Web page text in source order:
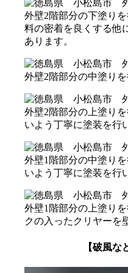
外壁2階部分の下塗り
料の密着を良くする他
あります。
外壁2階部分の中塗りを
外壁2階部分の上塗り
いよう丁寧に塗装を行
外壁1階部分の中塗り
いよう丁寧に塗装を行
外壁1階部分の上塗り
クの入ったクリヤーを
【破風な